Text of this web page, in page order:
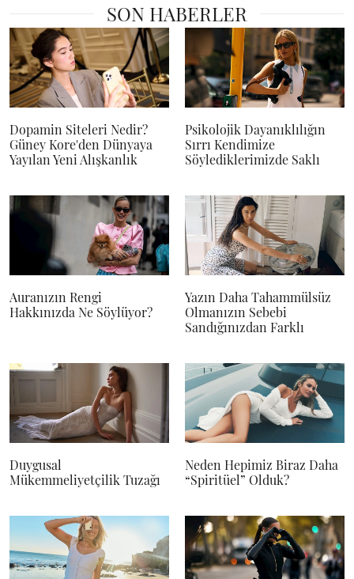
SON HABERLER
Dopamin Siteleri Nedir?
Güney Kore'den Dünyaya
Yayılan Yeni Alışkanlık
Psikolojik Dayanıklılığın
Sırrı Kendimize
Söylediklerimizde Saklı
Auranızın Rengi
Hakkınızda Ne Söylüyor?
Yazın Daha Tahammülsüz
Olmanızın Sebebi
Sandığınızdan Farklı
Duygusal
Mükemmeliyetçilik Tuzağı
Neden Hepimiz Biraz Daha
“Spiritüel” Olduk?